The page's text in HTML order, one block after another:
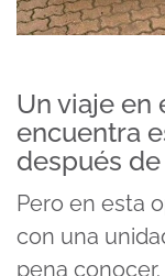
Un viaje en
encuentra
después de
Pero en esta
con una
pena conocer.